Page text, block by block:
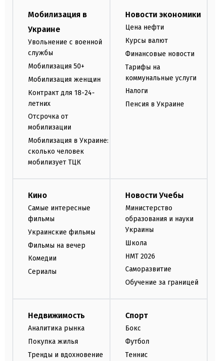
Мобилизация в
Украине
Увольнение с военной
службы
Мобилизация 50+
Мобилизация женщин
Контракт для 18-24-
летних
Отсрочка от
мобилизации
Мобилизация в Украине:
сколько человек
мобилизует ТЦК
Новости экономики
Цена нефти
Курсы валют
Финансовые новости
Тарифы на
коммунальные услуги
Налоги
Пенсия в Украине
Кино
Самые интересные
фильмы
Украинские фильмы
Фильмы на вечер
Комедии
Сериалы
Новости Учебы
Министерство
образования и науки
Украины
Школа
НМТ 2026
Саморазвитие
Обучение за границей
Недвижимость
Аналитика рынка
Покупка жилья
Тренды и вдохновение
Спорт
Бокс
Футбол
Теннис